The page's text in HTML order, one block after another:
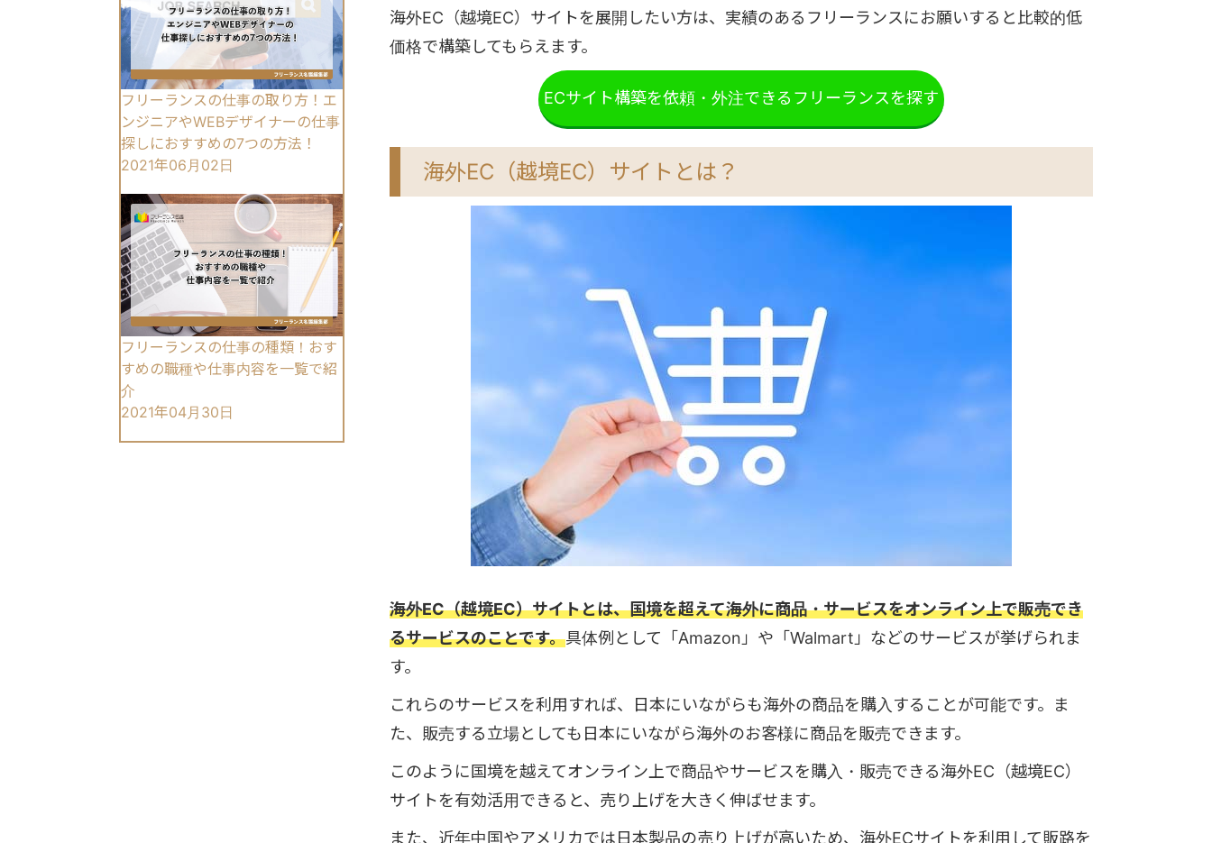
フリーランスの仕事の取り方！エ
ンジニアやWEBデザイナーの仕事
探しにおすすめの7つの方法！
2021年06月02日
フリーランスの仕事の種類！おす
すめの職種や仕事内容を一覧で紹
介
2021年04月30日
海外EC（越境EC）サイトを展開したい方は、実績のあるフリーランスにお願いすると比較的低
価格で構築してもらえます。
ECサイト構築を依頼・外注できるフリーランスを探す
海外EC（越境EC）サイトとは？
海外EC（越境EC）サイトとは、国境を超えて海外に商品・サービスをオンライン上で販売でき
るサービスのことです。具体例として「Amazon」や「Walmart」などのサービスが挙げられま
す。
これらのサービスを利用すれば、日本にいながらも海外の商品を購入することが可能です。ま
た、販売する立場としても日本にいながら海外のお客様に商品を販売できます。
このように国境を越えてオンライン上で商品やサービスを購入・販売できる海外EC（越境EC）
サイトを有効活用できると、売り上げを大きく伸ばせます。
また、近年中国やアメリカでは日本製品の売り上げが高いため、海外ECサイトを利用して販路を